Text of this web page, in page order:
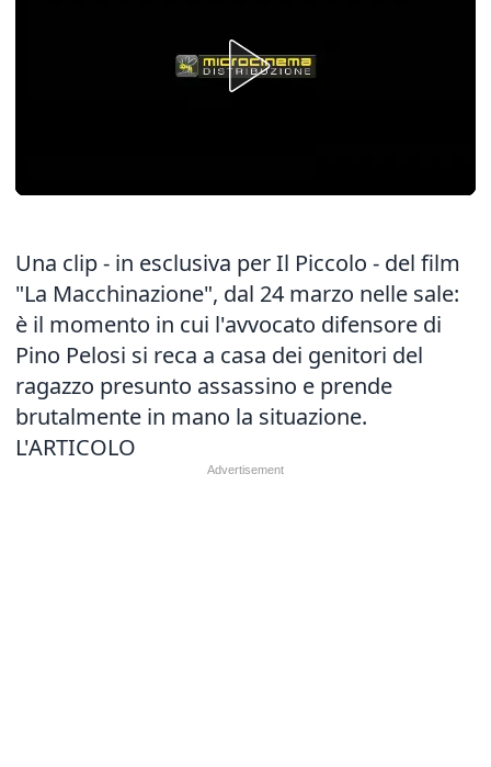
Una clip - in esclusiva per Il Piccolo - del film
"La Macchinazione", dal 24 marzo nelle sale:
è il momento in cui l'avvocato difensore di
Pino Pelosi si reca a casa dei genitori del
ragazzo presunto assassino e prende
brutalmente in mano la situazione.
L'ARTICOLO